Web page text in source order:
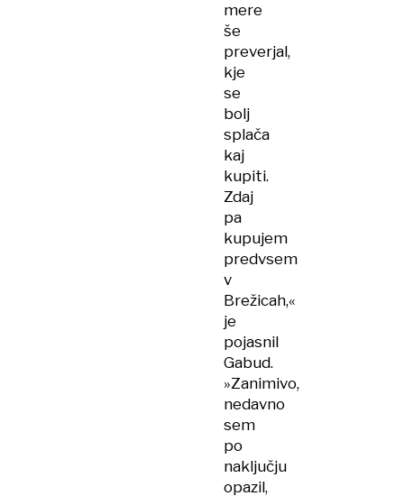
mere
še
preverjal,
kje
se
bolj
splača
kaj
kupiti.
Zdaj
pa
kupujem
predvsem
v
Brežicah,«
je
pojasnil
Gabud.
»Zanimivo,
nedavno
sem
po
naključju
opazil,